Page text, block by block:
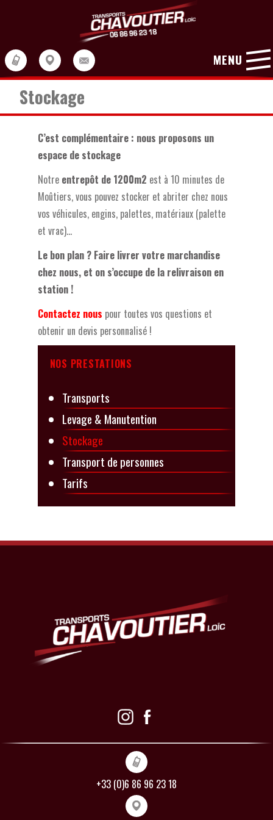
MENU
Stockage
C’est complémentaire : nous proposons un
espace de stockage
Notre entrepôt de 1200m2 est à 10 minutes de
Moûtiers, vous pouvez stocker et abriter chez nous
vos véhicules, engins, palettes, matériaux (palette
et vrac)…
Le bon plan ? Faire livrer votre marchandise
chez nous, et on s’occupe de la relivraison en
station !
Contactez nous pour toutes vos questions et
obtenir un devis personnalisé !
NOS PRESTATIONS
Transports
Levage & Manutention
Stockage
Transport de personnes
Tarifs
+33 (0)6 86 96 23 18